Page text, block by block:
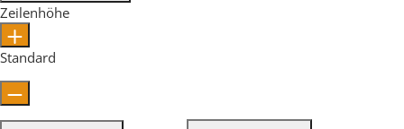
Zeilenhöhe
Standard